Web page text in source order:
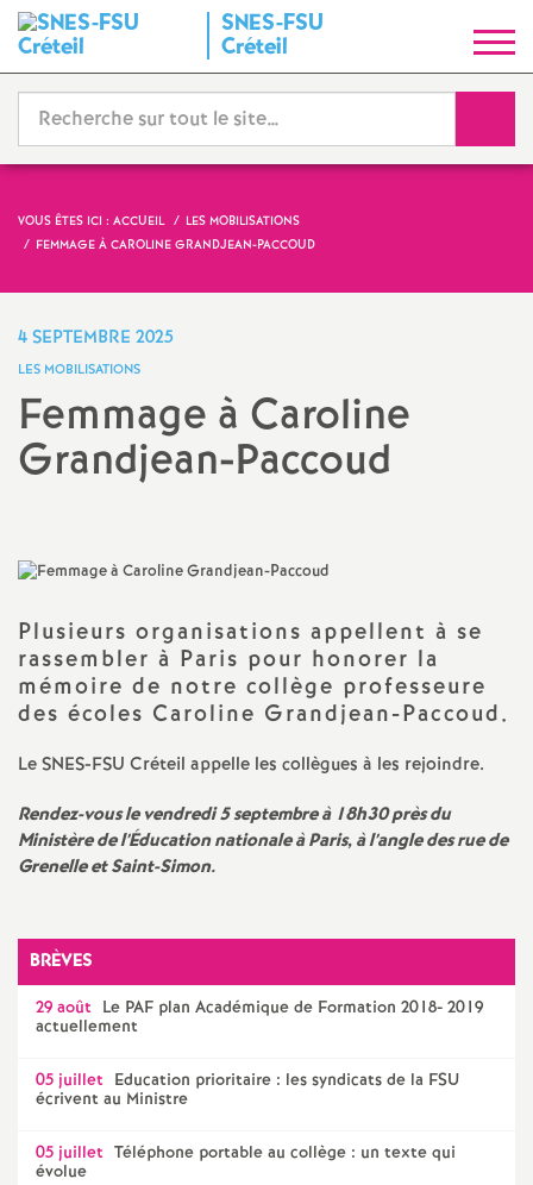
SNES-FSU
Créteil
y
n
i
a
t
t
i
o
n
l
d
e
s
VOUS ÊTES ICI : ACCUEIL
LES MOBILISATIONS
FEMMAGE À CAROLINE GRANDJEAN-PACCOUD
4 SEPTEMBRE 2025
LES MOBILISATIONS
Femmage à Caroline
Grandjean-Paccoud
Plusieurs organisations appellent à se
rassembler à Paris pour honorer la
mémoire de notre collège professeure
des écoles Caroline Grandjean-Paccoud.
LeSNES-FSU Créteil appelle les collègues à les rejoindre.
Rendez-vous le vendredi 5 septembre à 18h30 près du
Ministère de l’Éducation nationale à Paris, à l’angle des rue de
Grenelle et Saint-Simon.
BRÈVES
29 août Le PAF plan Académique de Formation 2018- 2019
actuellement
05 juillet Education prioritaire : les syndicats de la FSU
écrivent au Ministre
05 juillet Téléphone portable au collège : un texte qui
évolue